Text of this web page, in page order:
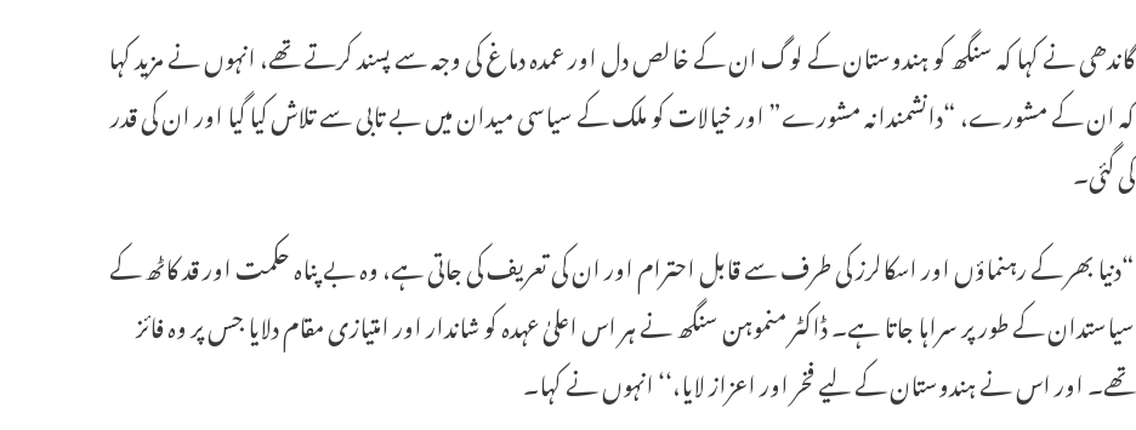
گاندھی نے کہا کہ سنگھ کو ہندوستان کے لوگ ان کے خالص دل اور عمدہ دماغ کی وجہ سے پسند کرتے تھے، انہوں نے مزید کہا
کہ ان کے مشورے، “دانشمندانہ مشورے” اور خیالات کو ملک کے سیاسی میدان میں بے تابی سے تلاش کیا گیا اور ان کی قدر
کی گئی۔
“دنیا بھر کے رہنماؤں اور اسکالرز کی طرف سے قابل احترام اور ان کی تعریف کی جاتی ہے، وہ بے پناہ حکمت اور قد کاٹھ کے
سیاستدان کے طور پر سراہا جاتا ہے۔ ڈاکٹر منموہن سنگھ نے ہر اس اعلیٰ عہدہ کو شاندار اور امتیازی مقام دلایا جس پر وہ فائز
تھے۔ اور اس نے ہندوستان کے لیے فخر اور اعزاز لایا،‘‘ انہوں نے کہا۔